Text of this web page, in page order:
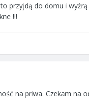
przyjdą do domu i
!!!
na priwa. Czekam na